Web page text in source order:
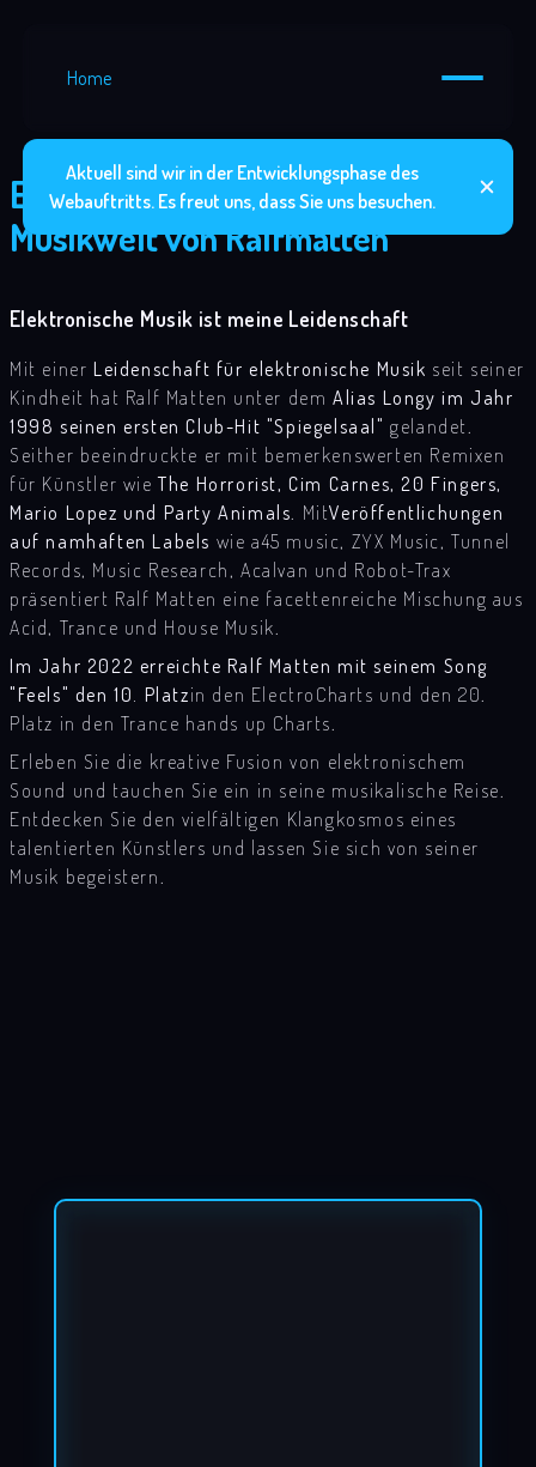
Aktuell sind wir in der Entwicklungsphase des
Webauftritts. Es freut uns, dass Sie uns besuchen.
Entdecken Sie die Elektronische
Musikwelt von Ralfmatten
Elektronische Musik ist meine Leidenschaft
Mit einer Leidenschaft für elektronische Musik seit seiner
Kindheit hat Ralf Matten unter dem Alias Longy im Jahr
1998 seinen ersten Club-Hit "Spiegelsaal" gelandet.
Seither beeindruckte er mit bemerkenswerten Remixen
für Künstler wie The Horrorist, Cim Carnes, 20 Fingers,
Mario Lopez und Party Animals. MitVeröffentlichungen
auf namhaften Labels wie a45 music, ZYX Music, Tunnel
Records, Music Research, Acalvan und Robot-Trax
präsentiert Ralf Matten eine facettenreiche Mischung aus
Acid, Trance und House Musik.
Im Jahr 2022 erreichte Ralf Matten mit seinem Song
"Feels" den 10. Platzin den ElectroCharts und den 20.
Platz in den Trance hands up Charts.
Erleben Sie die kreative Fusion von elektronischem
Sound und tauchen Sie ein in seine musikalische Reise.
Entdecken Sie den vielfältigen Klangkosmos eines
talentierten Künstlers und lassen Sie sich von seiner
Musik begeistern.